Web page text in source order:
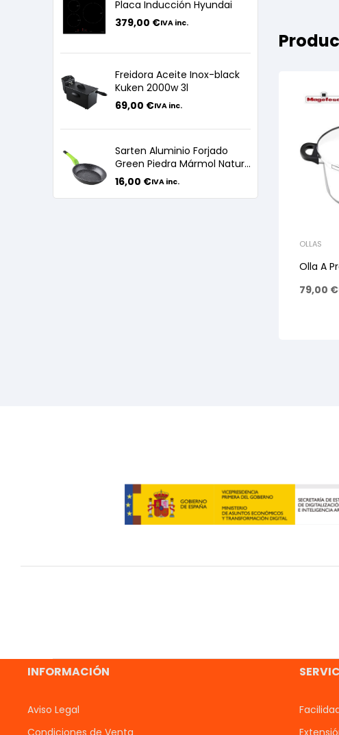
OLLAS
Olla A
79,00 €
Placa Inducción Hyundai
379,00 €IVA inc.
Freidora Aceite Inox-black
Kuken 2000w 3l
69,00 €IVA inc.
Sarten Aluminio Forjado
Green Piedra Mármol Nature
24cm
16,00 €IVA inc.
INFORMACIÓN
Aviso Legal
Condiciones de Venta